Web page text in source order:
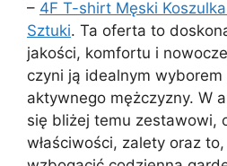
– 4F T-shirt Męski
Sztuki. Ta oferta to
jakości, komfortu i
czyni ją idealnym
aktywnego mężczyzny. W
się bliżej temu zestawowi,
właściwości, zalety oraz